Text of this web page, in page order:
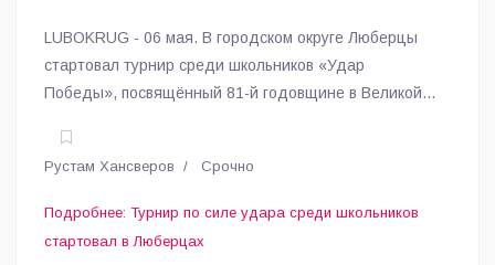
LUBOKRUG - 06 мая. В городском округе Люберцы
стартовал турнир среди школьников «Удар
Победы», посвящённый 81-й годовщине в Великой
Рустам Хансверов Срочно
Подробнее: Турнир по силе удара среди школьников
стартовал в Люберцах